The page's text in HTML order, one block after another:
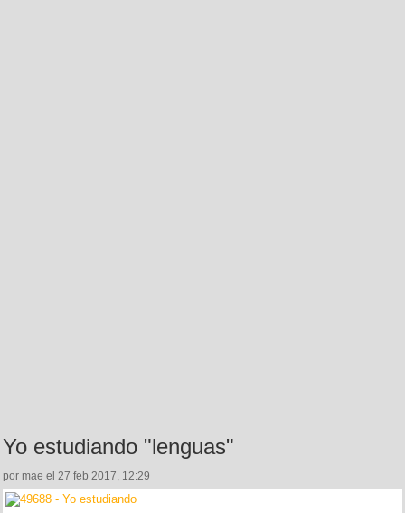
Yo estudiando "lenguas"
por mae el 27 feb 2017, 12:29